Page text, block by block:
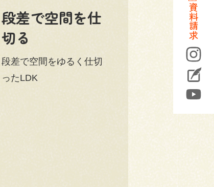
資料請求
段差で空間を仕
切る
段差で空間をゆるく仕切
ったLDK